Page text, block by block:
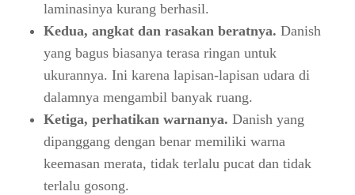
laminasinya kurang berhasil.
Kedua, angkat dan rasakan beratnya. Danish
yang bagus biasanya terasa ringan untuk
ukurannya. Ini karena lapisan-lapisan udara di
dalamnya mengambil banyak ruang.
Ketiga, perhatikan warnanya. Danish yang
dipanggang dengan benar memiliki warna
keemasan merata, tidak terlalu pucat dan tidak
terlalu gosong.